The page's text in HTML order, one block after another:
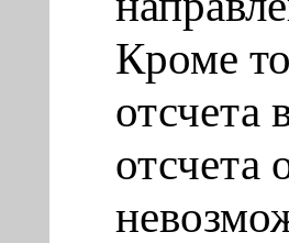
Кроме
отсчета
отсчета